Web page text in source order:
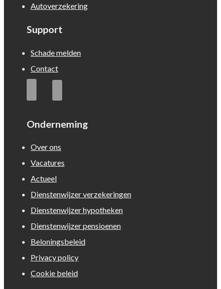
Autoverzekering
Support
Schade melden
Contact
Onderneming
Over ons
Vacatures
Actueel
Dienstenwijzer verzekeringen
Dienstenwijzer hypotheken
Dienstenwijzer pensioenen
Beloningsbeleid
Privacy policy
Cookie beleid